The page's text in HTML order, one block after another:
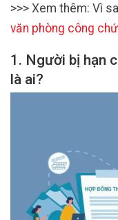
>>> Xem thêm: Vì
văn phòng công
1. Người bị hạn
là ai?